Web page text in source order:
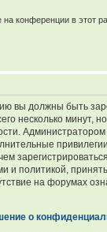
конференции в этот
вы должны быть
несколько минут,
и политикой,
на форумах
о